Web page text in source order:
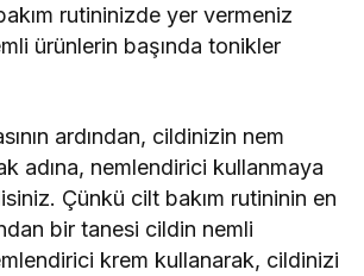
rutininizde yer vermeniz
ürünlerin başında tonikler
ardından, cildinizin nem
adına, nemlendirici kullanmaya
Çünkü cilt bakım rutininin en
bir tanesi cildin nemli
krem kullanarak, cildinizi